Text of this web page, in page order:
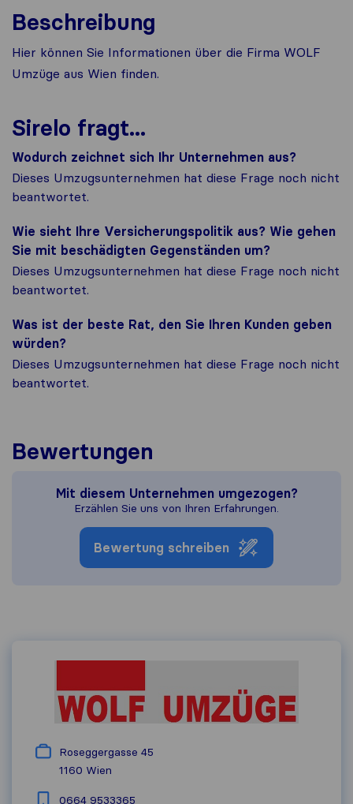
Beschreibung
Hier können Sie Informationen über die Firma WOLF
Umzüge aus Wien finden.
Sirelo fragt...
Wodurch zeichnet sich Ihr Unternehmen aus?
Dieses Umzugsunternehmen hat diese Frage noch nicht
beantwortet.
Wie sieht Ihre Versicherungspolitik aus? Wie gehen
Sie mit beschädigten Gegenständen um?
Dieses Umzugsunternehmen hat diese Frage noch nicht
beantwortet.
Was ist der beste Rat, den Sie Ihren Kunden geben
würden?
Dieses Umzugsunternehmen hat diese Frage noch nicht
beantwortet.
Bewertungen
Mit diesem Unternehmen umgezogen?
Erzählen Sie uns von Ihren Erfahrungen.
Bewertung schreiben
Roseggergasse 45
1160 Wien
0664 9533365